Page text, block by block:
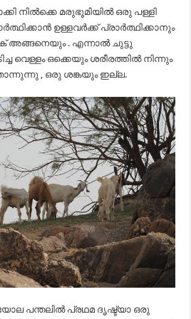
നിൽക്കെ മരുഭൂമിയിൽ ഒരു പള്ളി
ഉള്ളവർക്ക് പ്രാർത്ഥിക്കാനും
അങ്ങനെയും . എന്നാൽ ചുട്ടു
വെള്ളം ഒക്കെയും ശരീരത്തിൽ നിന്നും
, ഒരു ശങ്കയും ഇല്ല.
പന്തലിൽ പ്രഥമ ദൃഷ്ട്യാ ഒരു